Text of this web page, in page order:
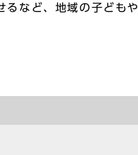
るなど、地域の子どもや